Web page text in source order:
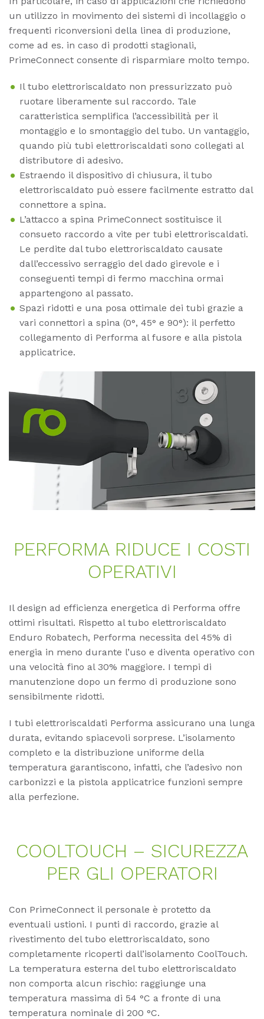
un utilizzo in movimento dei sistemi di incollaggio o
frequenti riconversioni della linea di produzione,
come ad es. in caso di prodotti stagionali,
PrimeConnect consente di risparmiare molto tempo.
Il tubo elettroriscaldato non pressurizzato può
ruotare liberamente sul raccordo. Tale
caratteristica semplifica l’accessibilità per il
montaggio e lo smontaggio del tubo. Un vantaggio,
quando più tubi elettroriscaldati sono collegati al
distributore di adesivo.
Estraendo il dispositivo di chiusura, il tubo
elettroriscaldato può essere facilmente estratto dal
connettore a spina.
L’attacco a spina PrimeConnect sostituisce il
consueto raccordo a vite per tubi elettroriscaldati.
Le perdite dal tubo elettroriscaldato causate
dall’eccessivo serraggio del dado girevole e i
conseguenti tempi di fermo macchina ormai
appartengono al passato.
Spazi ridotti e una posa ottimale dei tubi grazie a
vari connettori a spina (0°, 45° e 90°): il perfetto
collegamento di Performa al fusore e alla pistola
applicatrice.
PER­FOR­MA RI­DU­CE I COS­TI
OPE­RA­TI­VI
Il design ad efficienza energetica di Performa offre
ottimi risultati. Rispetto al tubo elettroriscaldato
Enduro Robatech, Performa necessita del 45% di
energia in meno durante l’uso e diventa operativo con
una velocità fino al 30% maggiore. I tempi di
manutenzione dopo un fermo di produzione sono
sensibilmente ridotti.
I tubi elettroriscaldati Performa assicurano una lunga
durata, evitando spiacevoli sorprese. L’isolamento
completo e la distribuzione uniforme della
temperatura garantiscono, infatti, che l’adesivo non
carbonizzi e la pistola applicatrice funzioni sempre
alla perfezione.
COOL­TOUCH – SI­CU­REZ­ZA
PER GLI OPE­RA­TO­RI
Con PrimeConnect il personale è protetto da
eventuali ustioni. I punti di raccordo, grazie al
rivestimento del tubo elettroriscaldato, sono
completamente ricoperti dall’isolamento CoolTouch.
La temperatura esterna del tubo elettroriscaldato
non comporta alcun rischio: raggiunge una
temperatura massima di 54 °C a fronte di una
temperatura nominale di 200 °C.